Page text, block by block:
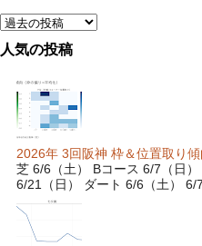
人気の投稿
2026年 3回阪神 枠＆位置取り傾
芝 6/6（土） Bコース 6/7（日
6/21（日） ダート 6/6（土） 6/